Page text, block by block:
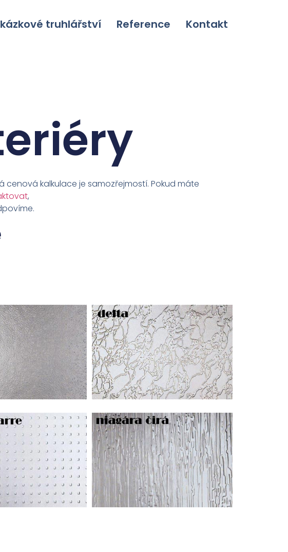
truhlářství Reference Kontakt
kalkulace je samozřejmostí. Pokud máte
,